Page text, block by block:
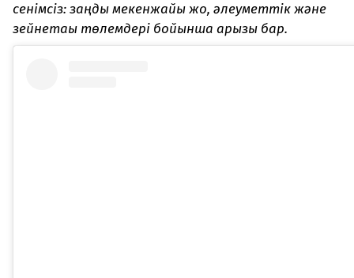
сенімсіз: заңды мекенжайы жоқ, әлеуметтік және
зейнетақы төлемдері бойынша қарызы бар.